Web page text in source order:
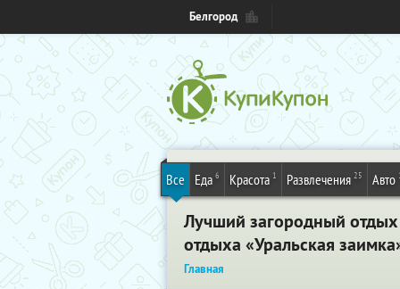
Белгород
Все Еда 6 Красота 1 Развлечения 25 Авто
Лучший загородный
отдыха «Уральская
Главная